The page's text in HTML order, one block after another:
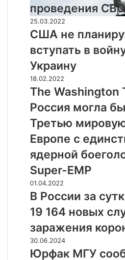
в
е
р
т
о
л
е
т
М
и
3
5
М
В
К
С
у
п
е
ш
о
проведения СВО
С
Ш
н
е
п
л
н
и
у
ю
т
в
с
т
у
п
а
т
ь
в
в
25.03.2022
США не
вступать в
Украину
T
h
W
a
h
n
g
t
o
n
T
m
e
s
18.02.2022
The Washington
Россия могла
Третью
Европе с
ядерной
Super-EMP
В
Р
с
и
и
з
01.04.2022
В России за
19 164 новых
заражения
Ю
р
30.06.2024
Юрфак МГУ